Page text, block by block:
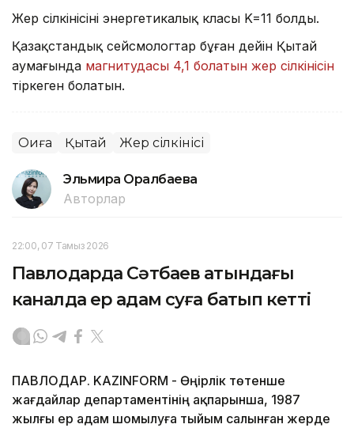
Жер сілкінісінің энергетикалық класы K=11 болды.
Қазақстандық сейсмологтар бұған дейін Қытай
аумағында магнитудасы 4,1 болатын жер сілкінісін
тіркеген болатын.
Оқиға Қытай Жер сілкінісі
Эльмира Оралбаева
Авторлар
22:00, 07 Тамыз 2026
Павлодарда Сәтбаев атындағы
каналда ер адам суға батып кетті
ПАВЛОДАР. KAZINFORM - Өңірлік төтенше
жағдайлар департаментінің ақпарынша, 1987
жылғы ер адам шомылуға тыйым салынған жерде